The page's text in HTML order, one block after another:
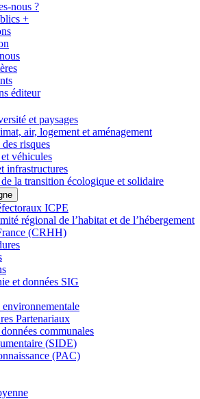
nous ?
+
éditeur
et paysages
air, logement et aménagement
risques
véhicules
infrastructures
la transition écologique et solidaire
ICPE
régional de l’habitat et de l’hébergement
(CRHH)
et données SIG
Partenariaux
communales
(SIDE)
(PAC)